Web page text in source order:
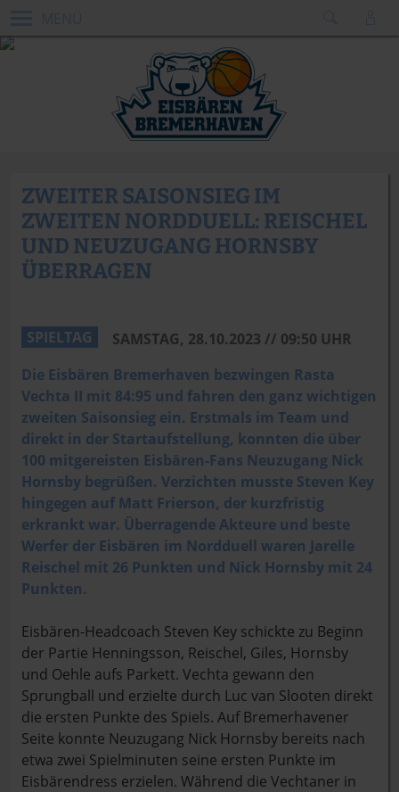
ZWEITER SAISONSIEG IM
ZWEITEN NORDDUELL: REISCHEL
UND NEUZUGANG HORNSBY
ÜBERRAGEN
SPIELTAG
SAMSTAG, 28.10.2023 // 09:50 UHR
Die Eisbären Bremerhaven bezwingen Rasta
Vechta II mit 84:95 und fahren den ganz wichtigen
zweiten Saisonsieg ein. Erstmals im Team und
direkt in der Startaufstellung, konnten die über
100 mitgereisten Eisbären-Fans Neuzugang Nick
Hornsby begrüßen. Verzichten musste Steven Key
hingegen auf Matt Frierson, der kurzfristig
erkrankt war. Überragende Akteure und beste
Werfer der Eisbären im Nordduell waren Jarelle
Reischel mit 26 Punkten und Nick Hornsby mit 24
Punkten.
Eisbären-Headcoach Steven Key schickte zu Beginn
der Partie Henningsson, Reischel, Giles, Hornsby
und Oehle aufs Parkett. Vechta gewann den
Sprungball und erzielte durch Luc van Slooten direkt
die ersten Punkte des Spiels. Auf Bremerhavener
Seite konnte Neuzugang Nick Hornsby bereits nach
etwa zwei Spielminuten seine ersten Punkte im
Eisbärendress erzielen. Während die Vechtaner in